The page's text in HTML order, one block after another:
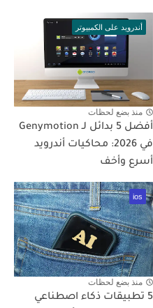
أندرويد على الكمبيوتر
منذ بضع لحظات
أفضل 5 بدائل لـ Genymotion
في 2026: محاكيات أندرويد
أسرع وأخف
ios
منذ بضع لحظات
5 تطبيقات ذكاء اصطناعي